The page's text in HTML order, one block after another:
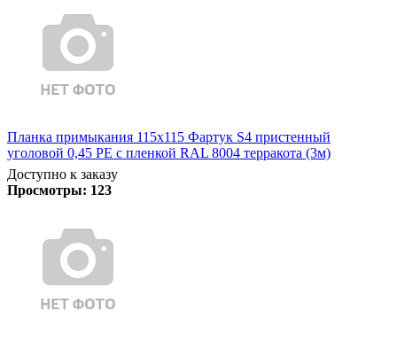
Планка примыкания 115х115 Фартук S4 пристенный
уголовой 0,45 PE с пленкой RAL 8004 терракота (3м)
Доступно к заказу
Просмотры: 123